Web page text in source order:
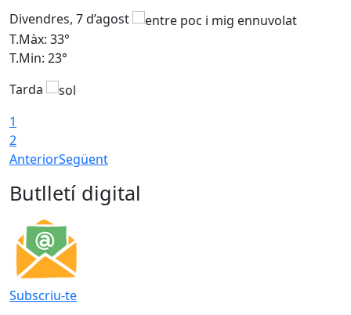
Divendres, 7 d’agost
T.Màx: 33°
T.Min: 23°
Tarda
1
2
AnteriorSegüent
Butlletí digital
Subscriu-te